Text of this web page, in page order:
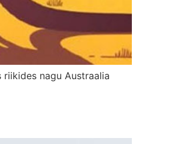
nagu Austraalia